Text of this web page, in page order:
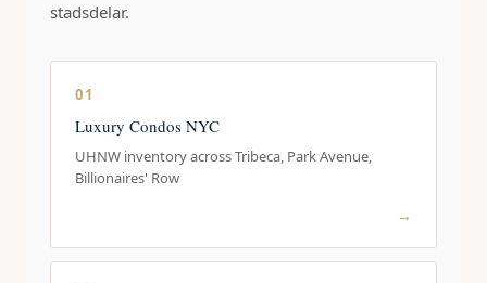
stadsdelar.
01
Luxury Condos NYC
UHNW inventory across Tribeca, Park Avenue,
Billionaires' Row
→